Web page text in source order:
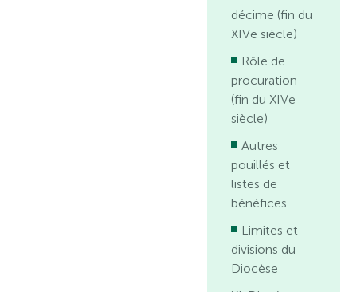
décime (fin du
XIVe siècle)
Rôle de
procuration
(fin du XIVe
siècle)
Autres
pouillés et
listes de
bénéfices
Limites et
divisions du
Diocèse